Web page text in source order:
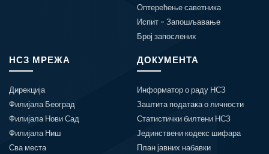
Оптерећење саветника
Испит - Запошљавање
Број запослених
НСЗ МРЕЖА
Дирекција
Филијала Београд
Филијала Нови Сад
Филијала Ниш
Сва места
ДОКУМЕНТА
Информатор о раду НСЗ
Заштита података о личности
Статистички билтени НСЗ
Јединствени кодекс шифара
План јавних набавки